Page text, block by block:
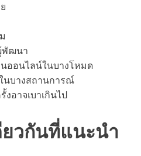
พัฒนา
นออนไลน์ในบางโหมด
นบางสถานการณ์
งอาจเบาเกินไป
ยวกันที่แนะนำ